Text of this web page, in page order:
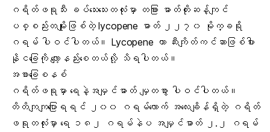
ဂရိတ်ဖရုသီး ခပ်သေးသေးတလုံးမှာ တခြား ဓာတ်တိုးဆန့်ကျင်
ပစ္စည်းတမျိုးဖြစ်တဲ့ lycopene ဓာတ် ၂၂၇၀ မိုက္ခရို
ဂရမ် ပါဝင်ပါတယ်။ Lycopene ဟာ ဆီးကျိတ်ကင်ဆာဖြစ်ပါား
နိုငခြေကို လျော့နည်းစေတယ်လို့ သိရပါတယ်။
အစာခြေစနစ်
ဂရိတ်ဖရုမှာ ရေနဲ့အမျှင်ဓာတ် မျှတစွာ ပါဝင်ပါတယ်။
တိတိကျကျပြောရရင် ၂၀၀ ဂရမ်လောက် အလေးချိန်ရှိတဲ့ ဂရိတ်
ဖရုတလုံးမှာ ရေ ၁၈၂ ဂရမ်နဲပ အမျှင်ဓာတ် ၂.၂ ဂရမ်